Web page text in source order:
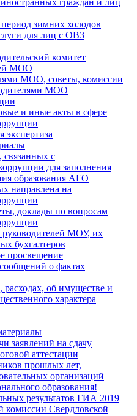
зимних холодов
для лиц с ОВЗ
комитет
МОО
МОО, советы, комиссии
МОО
и иные акты в сфере
экспертиза
с
для заполнения
образования АГО
направлена на
доклады по вопросам
МОУ, их
бухгалтеров
просвещение
о фактах
расходах, об имуществе и
характера
заявлений на сдачу
аттестации
прошлых лет,
организаций
образования!
результатов ГИА 2019
комиссии Свердловской